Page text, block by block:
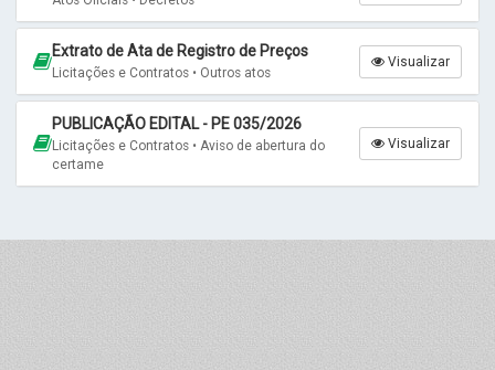
Extrato de Ata de Registro de Preços
Licitações e Contratos • Outros atos
Visualizar
PUBLICAÇÃO EDITAL - PE 035/2026
Licitações e Contratos • Aviso de abertura do
certame
Visualizar